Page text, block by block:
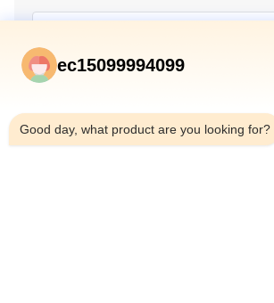
ec15099994099
Good day, what product are you looking for?